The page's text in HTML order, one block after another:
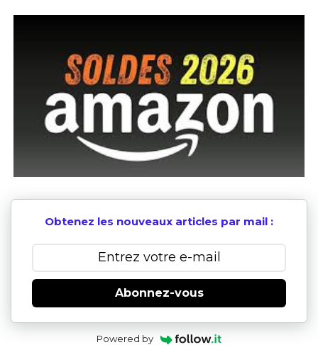
Obtenez les nouveaux articles par mail :
Abonnez-vous
Powered by